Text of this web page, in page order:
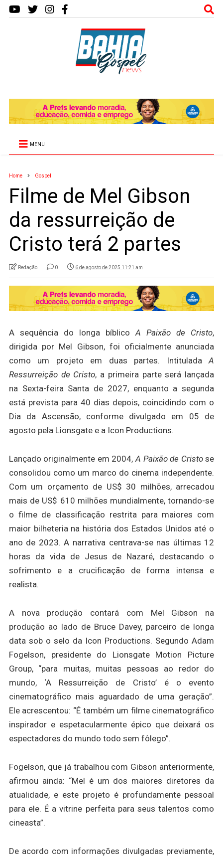
MENU
Home Gospel
Filme de Mel Gibson
da ressurreição de
Cristo terá 2 partes
Redação 0 6 de agosto de 2025 11:21 am
A sequência do longa bíblicoA Paixão de Cristo,
dirigida por Mel Gibson, foi oficialmente anunciada
como um projeto em duas partes. IntituladaA
Ressurreição de Cristo, a primeira parte será lançada
na Sexta-feira Santa de 2027, enquanto a segunda
está prevista para 40 dias depois, coincidindo com o
Dia da Ascensão, conforme divulgado em 05 de
agosto pela Lionsgate e a Icon Productions.
Lançado originalmente em 2004,A Paixão de Cristose
consolidou como um marco do cinema independente.
Com um orçamento de US$ 30 milhões, arrecadou
mais de US$ 610 milhões mundialmente, tornando-se
o filme de classificação restrita para maiores com
maior bilheteria na história dos Estados Unidos até o
ano de 2023. A narrativa centrava-se nas últimas 12
horas da vida de Jesus de Nazaré, destacando o
sofrimento e a crucificação de forma intensa e
realista.
A nova produção contará com Mel Gibson na
produção ao lado de Bruce Davey, parceiro de longa
data sob o selo da Icon Productions. Segundo Adam
Fogelson, presidente do Lionsgate Motion Picture
Group, “para muitas, muitas pessoas ao redor do
mundo, ‘A Ressurreição de Cristo’ é o evento
cinematográfico mais aguardado de uma geração”.
Ele acrescentou: “É também um filme cinematográfico
inspirador e espetacularmente épico que deixará os
espectadores do mundo todo sem fôlego”.
Fogelson, que já trabalhou com Gibson anteriormente,
afirmou ainda: “Mel é um dos maiores diretores da
atualidade, e este projeto é profundamente pessoal
para ele. É a vitrine perfeita para seus talentos como
cineasta”.
De acordo com informações divulgadas previamente,